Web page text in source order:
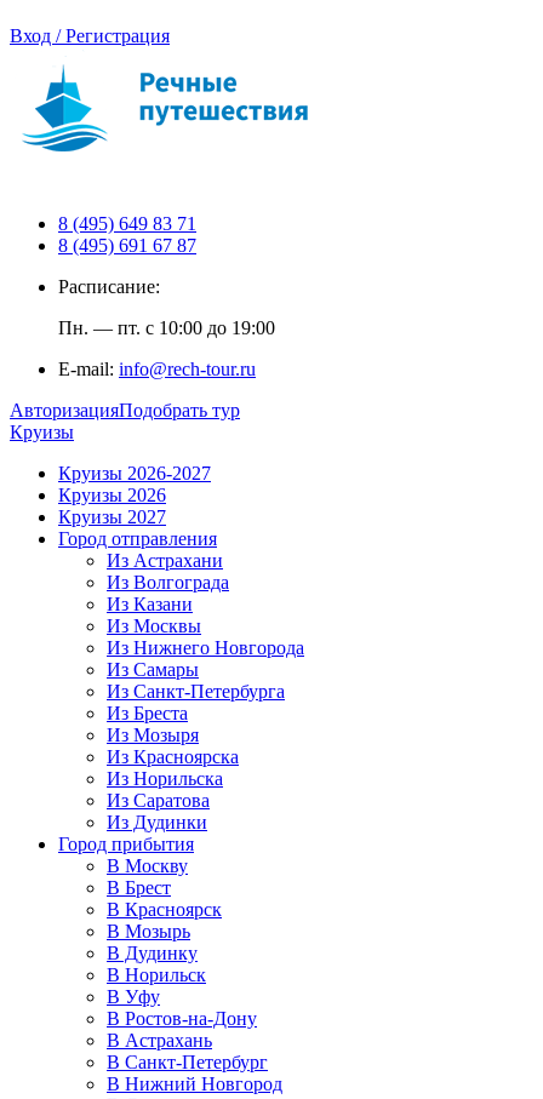
Вход / Регистрация
8 (495) 649 83 71
8 (495) 691 67 87
Расписание:
Пн. — пт. с 10:00 до 19:00
E-mail: info@rech-tour.ru
АвторизацияПодобрать тур
Круизы
Круизы 2026-2027
Круизы 2026
Круизы 2027
Город отправления
Из Астрахани
Из Волгограда
Из Казани
Из Москвы
Из Нижнего Новгорода
Из Самары
Из Санкт-Петербурга
Из Бреста
Из Мозыря
Из Красноярска
Из Норильска
Из Саратова
Из Дудинки
Город прибытия
В Москву
В Брест
В Красноярск
В Мозырь
В Дудинку
В Норильск
В Уфу
В Ростов-на-Дону
В Астрахань
В Санкт-Петербург
В Нижний Новгород